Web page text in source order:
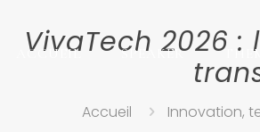
ACCUEIL SPEAKER
VivaTech 2026
Accueil
Innovation,